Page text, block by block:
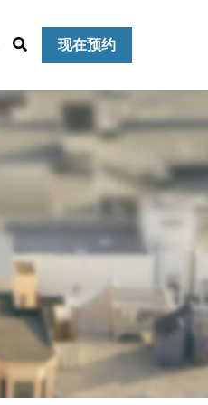
现在预约